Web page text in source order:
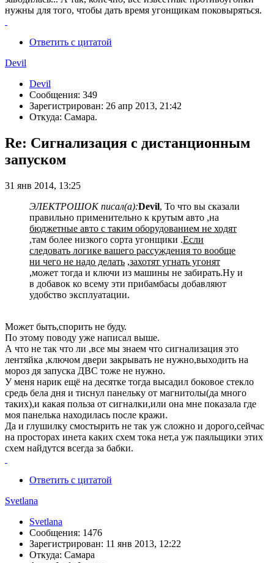
нужны для того, чтобы дать время угонщикам поковыряться.
Ответить с цитатой
Devil
Devil
Сообщения: 349
Зарегистрирован: 26 апр 2013, 21:42
Откуда: Самара.
Re: Сигнализация с дистанционным
запуском
31 янв 2014, 13:25
ЭЛЕКТРОШОК писал(а):Devil, То что вы сказали
правильно применительно к крутым авто ,на
бюджетные авто с таким оборудованием не ходят
,там более низкого сорта угонщики .Если
следовать логике вашего рассуждения то вообще
ни чего не надо делать ,захотят угнать угонят
,может тогда и ключи из машины не забирать.Ну и
в добавок ко всему эти прибамбасы добавляют
удобство эксплуатации.
Может быть,спорить не буду.
По этому поводу уже написал выше.
А что не так что ли ,все мы знаем что сигнализация это
лентяйка ,ключом двери закрывать не нужно,выходить на
мороз дя запуска ДВС тоже не нужно.
У меня нарик ещё на десятке тогда высадил боковое стекло
средь бела дня и тиснул панельку от магнитолы(да много
таких),и какая польза от сигналки,или она мне показала где
моя панелька находилась после кражи.
Да и глушилку смостырить не так уж сложно и дорого,сейчас
на просторах инета каких схем тока нет,а уж паяльщики этих
схем найдутся всегда за бабки.
Ответить с цитатой
Svetlana
Svetlana
Сообщения: 1476
Зарегистрирован: 11 янв 2013, 12:22
Откуда: Самара